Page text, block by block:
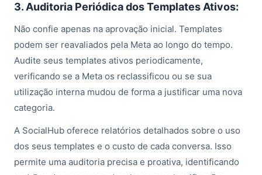
3. Auditoria Periódica dos Templates Ativos:
Não confie apenas na aprovação inicial. Templates
podem ser reavaliados pela Meta ao longo do tempo.
Audite seus templates ativos periodicamente,
verificando se a Meta os reclassificou ou se sua
utilização interna mudou de forma a justificar uma nova
categoria.
A SocialHub oferece relatórios detalhados sobre o uso
dos seus templates e o custo de cada conversa. Isso
permite uma auditoria precisa e proativa, identificando